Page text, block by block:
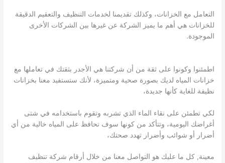
التعامل مع الخزانات، وكذلك تقديمنا لخدمات التنظيف والتعقيم الدقيقة
للخزانات هي أهم ما يميز الشركة عن غيرها بين الشركات الأخرى
الموجودة.
اطمئنوا وكونوا على ثقة من أن شركتنا هي الأجدر بثقتك في تعاملها مع
خزانات المياه لديك بصورة صحية ومتميزة، لأنك ستستفيد معنا بخزانات
نظيفة للغاية كأنها جديدة،
لكي تطمئن على نقاء الماء الذي تشربه وتقوم باستخدامه في شتى
أغراضك اليومية، وتتأكد من كونها سوف تحافظ على المياه خالية من أي
أضرار أو شوائب وأضرار تهدد صحتك،
معينة, كل ما عليك هو التواصل معنا من خلال أرقام شركة تنظيف